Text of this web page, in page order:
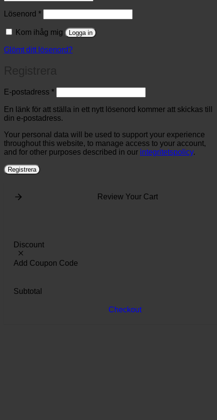
Lösenord *Obligatoriskt
Kom ihåg mig Logga in
Glömt ditt lösenord?
E-postadress *Obligatoriskt
En länk för att ställa in ett nytt lösenord kommer att skickas till
din e-postadress.
Your personal data will be used to support your experience
throughout this website, to manage access to your account,
and for other purposes described in our integritetspolicy.
Registrera
Review Your Cart
Discount
Add Coupon Code
Subtotal
Checkout